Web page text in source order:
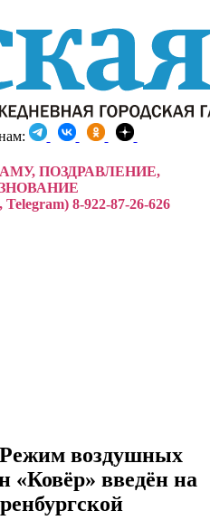
ПОЗДРАВЛЕНИЕ,
8-922-87-26-626
воздушных
«Ковёр» введён на